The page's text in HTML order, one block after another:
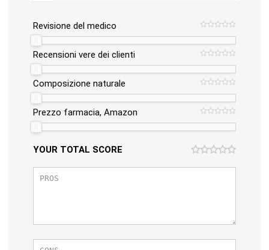
Revisione del medico
Recensioni vere dei clienti
Composizione naturale
Prezzo farmacia, Amazon
YOUR TOTAL SCORE